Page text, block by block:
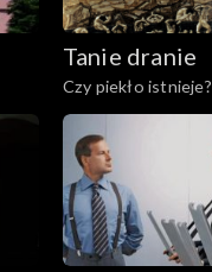
Tanie dranie
Czy piekło istnieje?